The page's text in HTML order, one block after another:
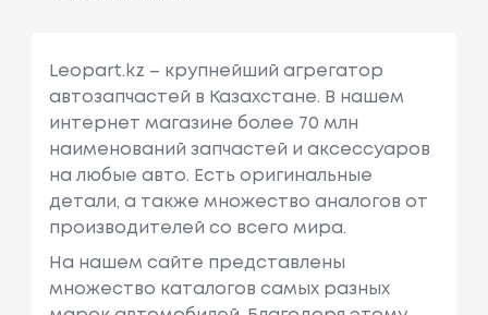
Leopart.kz – крупнейший агрегатор
автозапчастей в Казахстане. В нашем
интернет магазине более 70 млн
наименований запчастей и аксессуаров
на любые авто. Есть оригинальные
детали, а также множество аналогов от
производителей со всего мира.
На нашем сайте представлены
множество каталогов самых разных